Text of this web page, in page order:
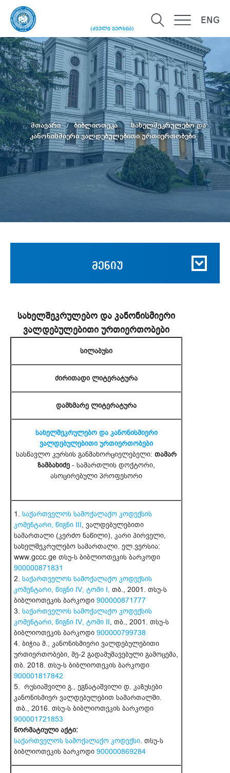
(ძველი ვერსია)
ENG
მთავარი ბიბლიოთეკა
სახელშეკრულებო და
კანონისმიერი ვალდებულებითი ურთიერთობები
მენიუ
სახელშეკრულებო და კანონისმიერი
ვალდებულებითი ურთიერთობები
სილაბუსი
ძირითადი ლიტერატურა
დამხმარე ლიტერატურა
სახელშეკრულებო და კანონისმიერი
ვალდებულებითი ურთიერთობები
სასწავლო კურსის განმახორციელებელი: თამარ
ზამბახიძე - სამართლის დოქტორი,
ასოცირებული პროფესორი
1. საქართველოს სამოქალაქო კოდექსის
კომენტარი, წიგნი III, ვალდებულებითი
სამართალი (კერძო ნაწილი), კარი პირველი,
სახელშეკრულებო სამართალი. ელ.ვერსია:
www.gccc.ge თსუ-ს ბიბლიოთეკის ბარკოდი
900000871831
2. საქართველოს სამოქალაქო კოდექსის
კომენტარი, წიგნი IV, ტომი I, თბ., 2001. თსუ-ს
ბიბლიოთეკის ბარკოდი 900000871777
3. საქართველოს სამოქალაქო კოდექსის
კომენტარი, წიგნი IV, ტომი II, თბ., 2001. თსუ-ს
ბიბლიოთეკის ბარკოდი 900000799738
4. ბიჭია მ., კანონისმიერი ვალდებულებითი
ურთიერთობები, მე-2 გადამუშავებული გამოცემა,
თბ. 2018. თსუ-ს ბიბლიოთეკის ბარკოდი
900001817842
5. რუსიაშვილი გ., ეგნატაშვილი დ. კაზუსები
კანონისმიერ ვალდებულებით სამართალში.
თბ., 2016. თსუ-ს ბიბლიოთეკის ბარკოდი
900001721853
ნორმატიული აქტი:
საქართველოს სამოქალაქო კოდექსი. თსუ-ს
ბიბლიოთეკის ბარკოდი 900000869284